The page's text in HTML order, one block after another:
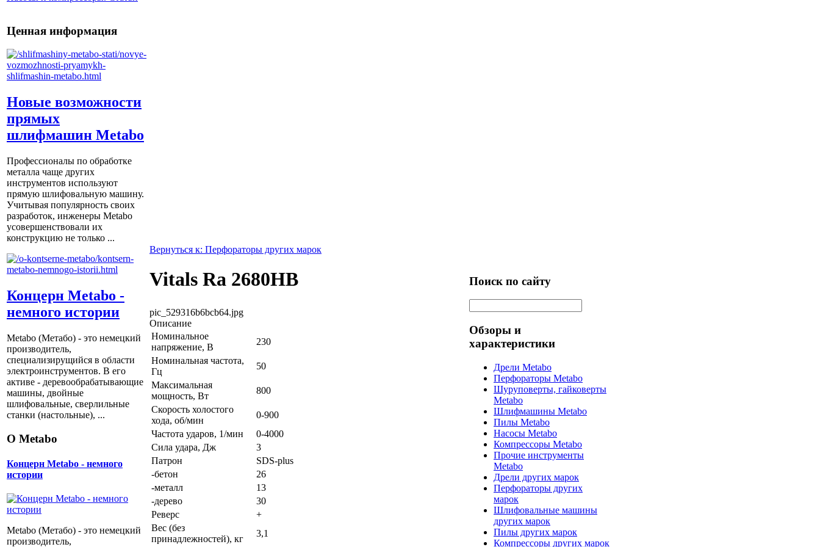
Ценная информация
Новые возможности
прямых
шлифмашин Metabo
Профессионалы по обработке
металла чаще других
инструментов используют
прямую шлифовальную машину.
Учитывая популярность своих
разработок, инженеры Metabo
усовершенствовали их
конструкцию не только ...
Концерн Metabo -
немного истории
Metabo (Метабо) - это немецкий
производитель,
специализирущийся в области
электроинструментов. В его
активе - деревообрабатывающие
машины, двойные
шлифовальные, сверлильные
станки (настольные), ...
О Metabo
Концерн Metabo - немного
истории
Metabo (Метабо) - это немецкий
производитель,
Вернуться к: Перфораторы других марок
Vitals Ra 2680HB
pic_529316b6bcb64.jpg
Описание
Номинальное
напряжение, В
230
Номинальная частота,
Гц
50
Максимальная
мощность, Вт
800
Скорость холостого
хода, об/мин
0-900
Частота ударов, 1/мин
0-4000
Сила удара, Дж
3
Патрон
SDS-plus
-бетон
26
-металл
13
-дерево
30
Реверс
+
Вес (без
принадлежностей), кг
3,1
Поиск по сайту
Обзоры и
характеристики
Дрели Metabo
Перфораторы Metabo
Шуруповерты, гайковерты
Metabo
Шлифмашины Metabo
Пилы Metabo
Насосы Metabo
Компрессоры Metabo
Прочие инструменты
Metabo
Дрели других марок
Перфораторы других
марок
Шлифовальные машины
других марок
Пилы других марок
Компрессоры других марок